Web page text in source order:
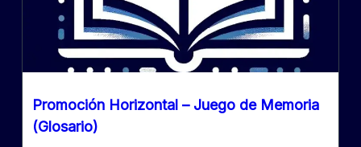
Promoción Horizontal – Juego de Memoria
(Glosario)